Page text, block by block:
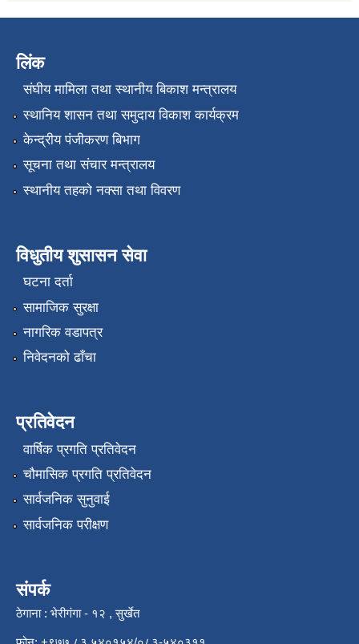
लिंक
संघीय मामिला तथा स्थानीय बिकाश मन्त्रालय
स्थानिय शासन तथा समुदाय विकाश कार्यक्रम
केन्द्रीय पंजीकरण बिभाग
सूचना तथा संचार मन्त्रालय
स्थानीय तहको नक्सा तथा विवरण
विधुतीय शुसासन सेवा
घटना दर्ता
सामाजिक सुरक्षा
नागरिक वडापत्र
निवेदनको ढाँचा
प्रतिवेदन
वार्षिक प्रगति प्रतिवेदन
चौमासिक प्रगति प्रतिवेदन
सार्वजनिक सुनुवाई
सार्वजनिक परीक्षण
संपर्क
ठेगाना : भेरीगंगा - १२ , सुर्खेत